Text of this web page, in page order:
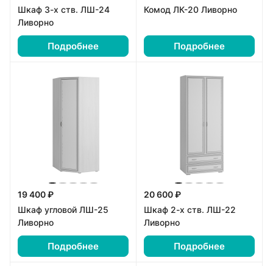
Шкаф 3-х ств. ЛШ-24
Ливорно
Подробнее
Комод ЛК-20 Ливорно
Подробнее
19 400 ₽
Шкаф угловой ЛШ-25
Ливорно
Подробнее
20 600 ₽
Шкаф 2-х ств. ЛШ-22
Ливорно
Подробнее